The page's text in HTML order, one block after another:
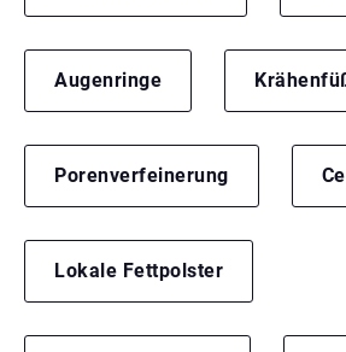
Augenringe
Porenverfeinerung
Lokale Fettpolster